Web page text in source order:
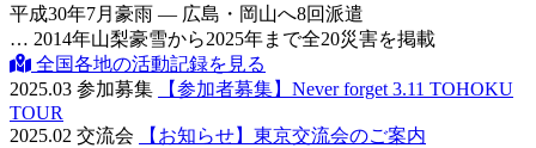
平成30年7月豪雨 — 広島・岡山へ8回派遣
… 2014年山梨豪雪から2025年まで全20災害を掲載
全国各地の活動記録を見る
2025.03 参加募集
【参加者募集】Never forget 3.11 TOHOKU
TOUR
2025.02 交流会
【お知らせ】東京交流会のご案内